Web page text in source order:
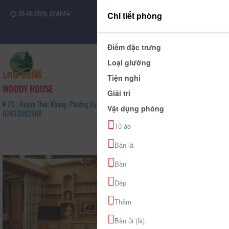
09-08-2026, 02:46:54
Đăng nhập
WOODY HOUSE
26 , Huỳnh Thúc Kháng, Phường Xuân Hương - Đà Lạt, Tỉnh Lâm Đồng -
02633582668
Chi tiết phòng
Điểm đặc trưng
Loại giường
Tiện nghi
Giải trí
Vật dụng phòng
Tủ áo
Bàn là
Bàn
Dép
Thảm
Bàn ủi (là)